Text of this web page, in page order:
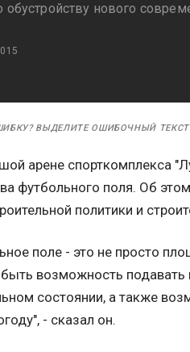
нового
ВЫДЕЛИТЕ ОШИБОЧНЫЙ
арене спорткомплекса
футбольного поля. Об
политики и
поле - это не просто
возможность подавать
состоянии, а также
- сказал он.